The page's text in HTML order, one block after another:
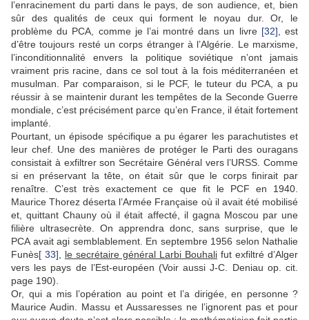
l’enracinement du parti dans le pays, de son audience, et, bien
sûr des qualités de ceux qui forment le noyau dur. Or, le
problème du PCA, comme je l’ai montré dans un livre [32] , est
d’être toujours resté un corps étranger à l’Algérie. Le marxisme,
l’inconditionnalité envers la politique soviétique n’ont jamais
vraiment pris racine, dans ce sol tout à la fois méditerranéen et
musulman. Par comparaison, si le PCF, le tuteur du PCA, a pu
réussir à se maintenir durant les tempêtes de la Seconde Guerre
mondiale, c’est précisément parce qu’en France, il était fortement
implanté.
Pourtant, un épisode spécifique a pu égarer les parachutistes et
leur chef. Une des manières de protéger le Parti des ouragans
consistait à exfiltrer son Secrétaire Général vers l’URSS. Comme
si en préservant la tête, on était sûr que le corps finirait par
renaître. C’est très exactement ce que fit le PCF en 1940.
Maurice Thorez déserta l’Armée Française où il avait été mobilisé
et, quittant Chauny où il était affecté, il gagna Moscou par une
filière ultrasecrète. On apprendra donc, sans surprise, que le
PCA avait agi semblablement. En septembre 1956 selon Nathalie
Funès[ 33] le secrétaire général Larbi Bouhali fut exfiltré d’Alger
vers les pays de l’Est-européen (Voir aussi J-C. Deniau op. cit.
page 190).
Or, qui a mis l’opération au point et l’a dirigée, en personne ?
Maurice Audin. Massu et Aussaresses ne l’ignorent pas et pour